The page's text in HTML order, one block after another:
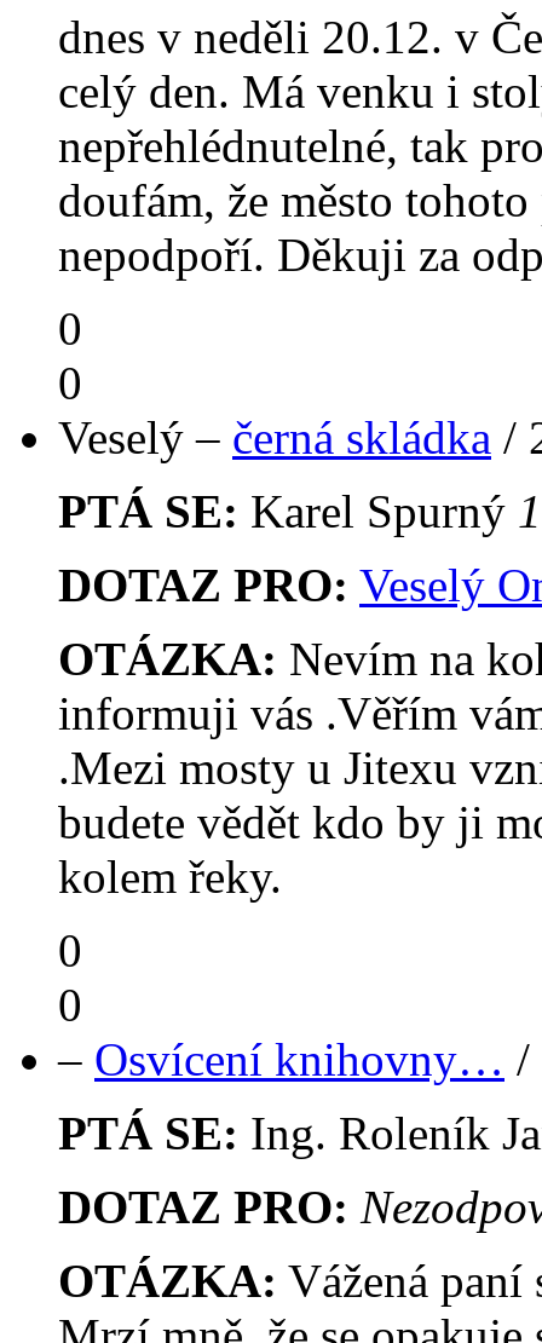
dnes v neděli 20.12. v
celý den. Má venku i
nepřehlédnutelné, tak
doufám, že město
nepodpoří. Děkuji za
0
0
Veselý – černá skládka /
PTÁ SE: Karel Spurný
DOTAZ PRO: Veselý
OTÁZKA: Nevím na
informuji vás .Věřím
.Mezi mosty u Jitexu
budete vědět kdo by ji
kolem řeky.
0
0
– Osvícení knihovny… /
PTÁ SE: Ing. Roleník
DOTAZ PRO:
OTÁZKA: Vážená paní